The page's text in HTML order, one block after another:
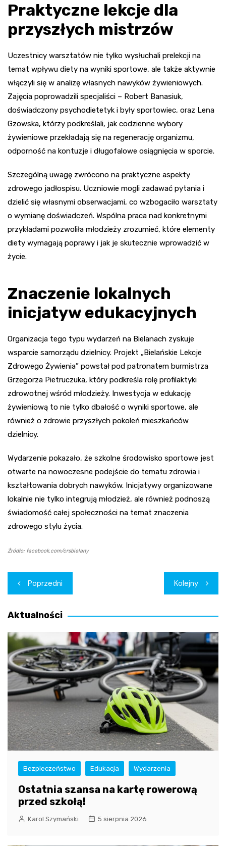
Praktyczne lekcje dla
przyszłych mistrzów
Uczestnicy warsztatów nie tylko wysłuchali prelekcji na
temat wpływu diety na wyniki sportowe, ale także aktywnie
włączyli się w analizę własnych nawyków żywieniowych.
Zajęcia poprowadzili specjaliści – Robert Banasiuk,
doświadczony psychodietetyk i były sportowiec, oraz Lena
Gzowska, którzy podkreślali, jak codzienne wybory
żywieniowe przekładają się na regenerację organizmu,
odporność na kontuzje i długofalowe osiągnięcia w sporcie.
Szczególną uwagę zwrócono na praktyczne aspekty
zdrowego jadłospisu. Uczniowie mogli zadawać pytania i
dzielić się własnymi obserwacjami, co wzbogaciło warsztaty
o wymianę doświadczeń. Wspólna praca nad konkretnymi
przykładami pozwoliła młodzieży zrozumieć, które elementy
diety wymagają poprawy i jak je skutecznie wprowadzić w
życie.
Znaczenie lokalnych
inicjatyw edukacyjnych
Organizacja tego typu wydarzeń na Bielanach zyskuje
wsparcie samorządu dzielnicy. Projekt „Bielańskie Lekcje
Zdrowego Żywienia” powstał pod patronatem burmistrza
Grzegorza Pietruczuka, który podkreśla rolę profilaktyki
zdrowotnej wśród młodzieży. Inwestycja w edukację
żywieniową to nie tylko dbałość o wyniki sportowe, ale
również o zdrowie przyszłych pokoleń mieszkańców
dzielnicy.
Wydarzenie pokazało, że szkolne środowisko sportowe jest
otwarte na nowoczesne podejście do tematu zdrowia i
kształtowania dobrych nawyków. Inicjatywy organizowane
lokalnie nie tylko integrują młodzież, ale również podnoszą
świadomość całej społeczności na temat znaczenia
zdrowego stylu życia.
Źródło: facebook.com/crsbielany
Nawigacja
wpisu
Poprzedni Kolejny
Aktualności
Bezpieczeństwo Edukacja Wydarzenia
Ostatnia szansa na kartę rowerową
przed szkołą!
Karol Szymański 5 sierpnia 2026